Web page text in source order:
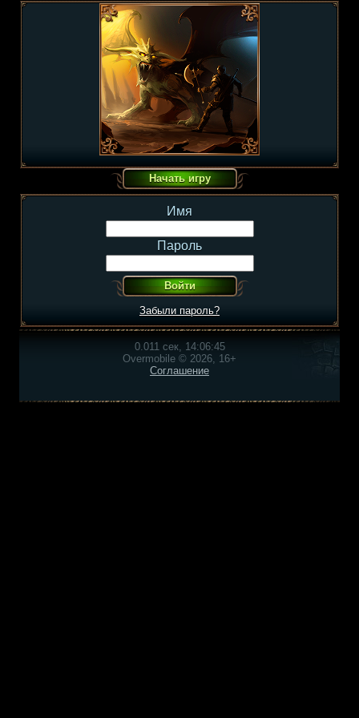
Имя
Пароль
Забыли пароль?
0.011 сек, 14:06:45
Overmobile © 2026, 16+
Соглашение